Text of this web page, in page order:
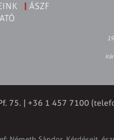
ÁSZF
75. | +36 1 457 7100